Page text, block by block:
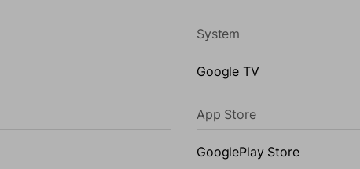
System
Google TV
App Store
GooglePlay Store